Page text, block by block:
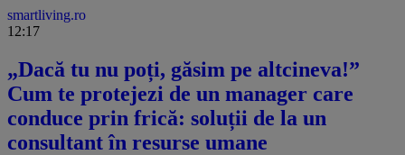
smartliving.ro
12:17
„Dacă tu nu poți, găsim pe altcineva!”
Cum te protejezi de un manager care
conduce prin frică: soluții de la un
consultant în resurse umane